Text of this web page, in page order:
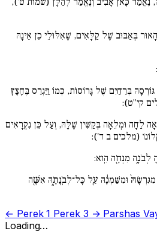
בְּאַבּוּב שֶׁל קַלָּאִים, שֶׁאִלּוּלֵי כֵן אֵינָהּ
בְּרֵחַיִם שֶׁל גָּרוֹסוֹת, כְּמוֹ וַיַּגְרֵס בֶּחָצָץ
קי"ט):
לַחָה וּמְלֵאָה בְּקַשִּׁין שֶׁלָּהּ, וְעַל כֵּן נִקְרָאִים
(מלכים ב ד'):
לְבֹנָ֑ה מִנְחָ֖ה הִֽוא:
מִגִּרְשָׂהּ֙ וּמִשַּׁמְנָ֔הּ עַ֖ל כָּל־לְבֹֽנָתָ֑הּ אִשֶּׁ֖ה
← Perek 1 Perek 3 → Parshas
Loading…